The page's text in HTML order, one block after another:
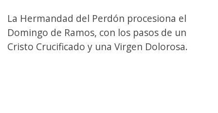
La Hermandad del Perdón procesiona el
Domingo de Ramos, con los pasos de un
Cristo Crucificado y una Virgen Dolorosa.